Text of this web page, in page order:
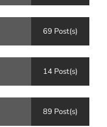
69 Post(s)
14 Post(s)
89 Post(s)